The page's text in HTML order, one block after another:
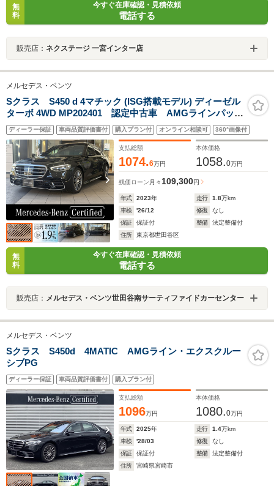
無
料
今すぐ在庫確認・見積依頼
電話する
販売店： ネクステージ 一宮インター店
メルセデス・ベンツ
Sクラス S450 d 4マチック (ISG搭載モデル) ディーゼル
ターボ 4WD MP202401 認定中古車 AMGラインパッケ
ージ レザーエクスクルーシブパッケージ 360°カメ
ラ 本革シート パノラミックスライディングルーフ
ドライバーズパッケージ Biurmester3Dサラウンド
ディーラー保証 車両品質評価書付 購入プラン付 オンライン相談可 360°画像付
支払総額
1074.6万円
本体価格
1058.0万円
残価ローン 月々109,300円
年式 2023年 走行 1.8万km
車検
'26/12 修復
なし
保証
保証付 整備
法定整備付
住所
東京都世田谷区
無
料
今すぐ在庫確認・見積依頼
電話する
販売店： メルセデス・ベンツ世田谷南サーティファイドカーセンター
メルセデス・ベンツ
Sクラス S450d 4MATIC AMGライン・エクスクルー
シブPG
ディーラー保証 車両品質評価書付 購入プラン付
支払総額
1096万円
本体価格
1080.0万円
年式 2025年 走行 1.4万km
車検
'28/03 修復
なし
保証
保証付 整備
法定整備付
住所
宮崎県宮崎市